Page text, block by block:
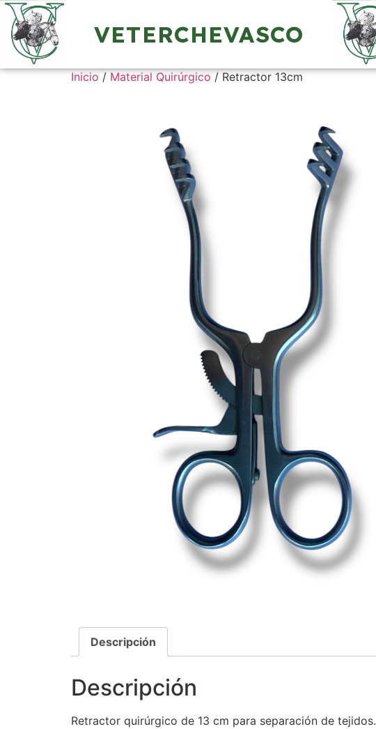
VETERCHEVASCO
Inicio/Material Quirúrgico/ Retractor 13cm
Descripción
Descripción
Retractor quirúrgico de 13 cm para separación de tejidos.